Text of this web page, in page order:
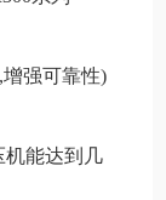
强可靠性)
机能达到几